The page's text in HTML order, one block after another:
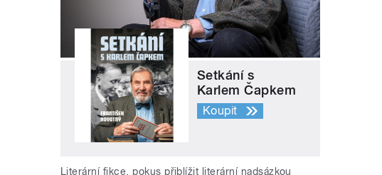
Setkání s
Karlem Čapkem
Koupit
Literární fikce, pokus přiblížit literární nadsázkou